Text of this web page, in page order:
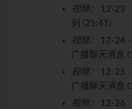
视频：
12-23
列 (25:41)
视频：
12-24
广播聊天消息
视频：
12-25
广播聊天消息
视频：
12-26